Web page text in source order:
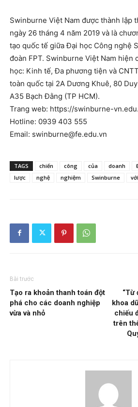
Swinburne Việt Nam được thành lập
ngày 26 tháng 4 năm 2019 và là
tạo quốc tế giữa Đại học Công nghệ
đoàn FPT. Swinburne Việt Nam hiện
học: Kinh tế, Đa phương tiện và
toàn quốc tại 2A Dương Khuê, 80
A35 Bạch Đằng (TP HCM).
Trang web: https://swinburne-
Hotline: 0939 403 555
Email: swinburne@fe.edu.vn
TAGS chiến công của doanh
lược
nghệ nghiệm Swinburne với
Bài trước
Tạo ra khoản thanh toán đột
phá cho các doanh nghiệp
vừa và nhỏ
“Từ
khoa
chiếu
trên